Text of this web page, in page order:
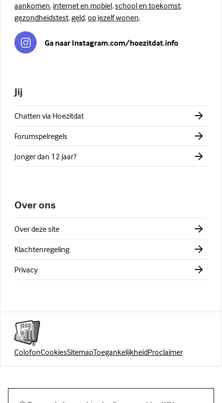
aankomen, internet en mobiel,school en toekomst,
gezondheidstest,geld,op jezelf wonen.
Ga naar Instagram.com/hoezitdat.info
Jij
Chatten via Hoezitdat
Forumspelregels
Jonger dan 12 jaar?
Over ons
Over deze site
Klachtenregeling
Privacy
ColofonCookiesSitemapToegankelijkheidProclaimer